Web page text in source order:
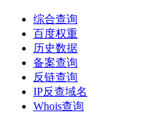
综合查询
百度权重
历史数据
备案查询
反链查询
IP反查域名
Whois查询